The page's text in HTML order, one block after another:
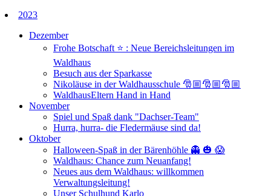
2023
Dezember
Frohe Botschaft ⭐️ : Neue Bereichsleitungen im
Waldhaus
Besuch aus der Sparkasse
Nikoläuse in der Waldhausschule 🎅🏼🎅🏼🎅🏼
WaldhausEltern Hand in Hand
November
Spiel und Spaß dank "Dachser-Team"
Hurra, hurra- die Fledermäuse sind da!
Oktober
Halloween-Spaß in der Bärenhöhle 👻 🎃 😱
Waldhaus: Chance zum Neuanfang!
Neues aus dem Waldhaus: willkommen
Verwaltungsleitung!
Unser Schulhund Karlo